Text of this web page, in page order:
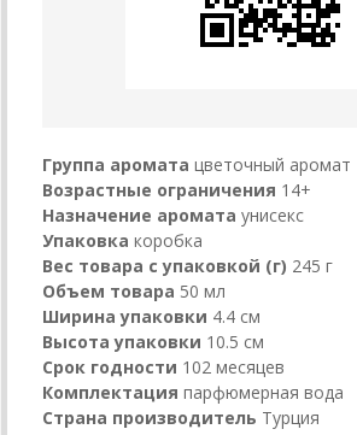
Группа аромата цветочный аромат
Возрастные ограничения 14+
Назначение аромата унисекс
Упаковка коробка
Вес товара с упаковкой (г) 245 г
Объем товара 50 мл
Ширина упаковки 4.4 см
Высота упаковки 10.5 см
Срок годности 102 месяцев
Комплектация парфюмерная вода
Страна производитель Турция